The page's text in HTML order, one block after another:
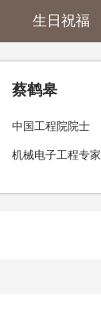
生日祝福
蔡鹤皋
中国工程院院士
机械电子工程专家